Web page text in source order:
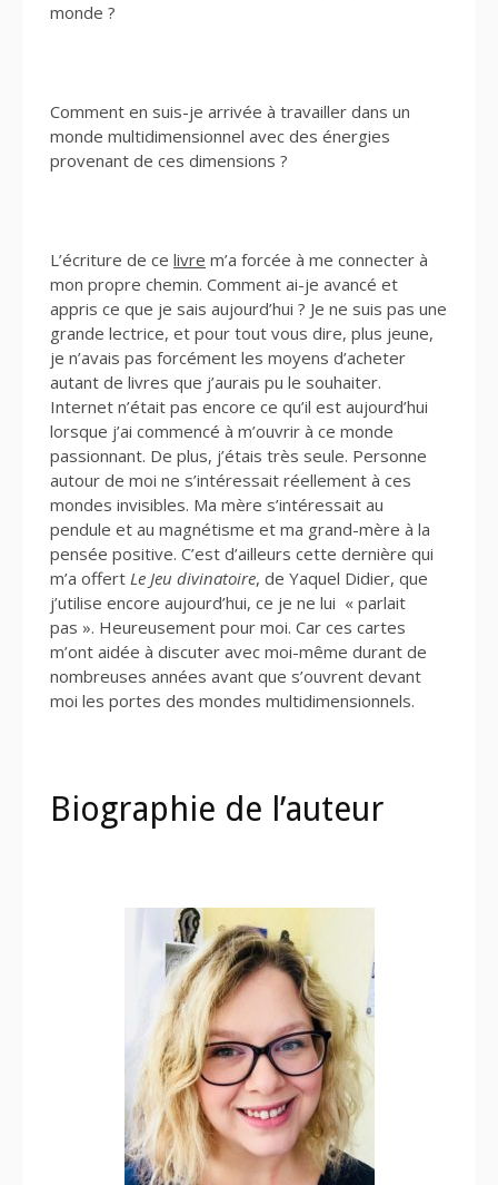
monde ?
Comment en suis-je arrivée à travailler dans un
monde multidimensionnel avec des énergies
provenant de ces dimensions ?
L’écriture de ce livre m’a forcée à me connecter à
mon propre chemin. Comment ai-je avancé et
appris ce que je sais aujourd’hui ? Je ne suis pas une
grande lectrice, et pour tout vous dire, plus jeune,
je n’avais pas forcément les moyens d’acheter
autant de livres que j’aurais pu le souhaiter.
Internet n’était pas encore ce qu’il est aujourd’hui
lorsque j’ai commencé à m’ouvrir à ce monde
passionnant. De plus, j’étais très seule. Personne
autour de moi ne s’intéressait réellement à ces
mondes invisibles. Ma mère s’intéressait au
pendule et au magnétisme et ma grand-mère à la
pensée positive. C’est d’ailleurs cette dernière qui
m’a offert Le Jeu divinatoire, de Yaquel Didier, que
j’utilise encore aujourd’hui, ce je ne lui « parlait
pas ». Heureusement pour moi. Car ces cartes
m’ont aidée à discuter avec moi-même durant de
nombreuses années avant que s’ouvrent devant
moi les portes des mondes multidimensionnels.
Biographie de l’auteur